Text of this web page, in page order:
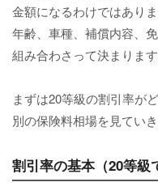
金額になるわけではあり
年齢、車種、補償内容、
組み合わさって決まります
まずは20等級の割引率が
別の保険料相場を見ていき
割引率の基本（20等級